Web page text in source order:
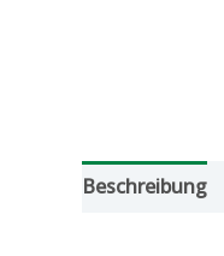
Beschreibung